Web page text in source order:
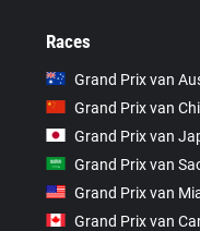
Races
Grand Prix van
Grand Prix van
Grand Prix van
Grand Prix van
Grand Prix van
Grand Prix van